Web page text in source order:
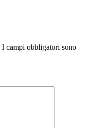
I campi obbligatori sono